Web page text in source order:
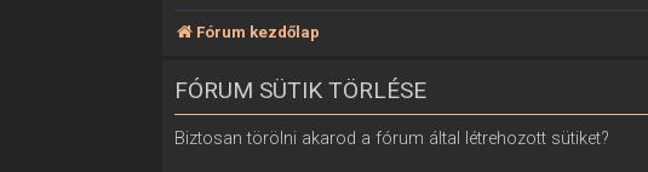
Fórum kezdőlap
FÓRUM SÜTIK TÖRLÉSE
Biztosan törölni akarod a fórum által létrehozott sütiket?